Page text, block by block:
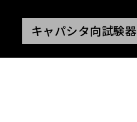
キャパシタ向試験器